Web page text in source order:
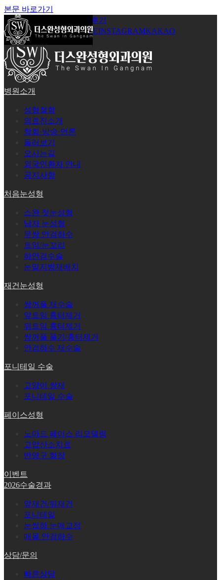
본문 바로가기
공지사항
시술후기
로그인회원가입YOUTUBEINSTAGRAMKAKAO
병원소개
성형철학
의료진소개
학회·방송·언론
둘러보기
오시는길
외국인환자 안내
공지사항
처음눈성형
스완 첫눈성형
남자 눈성형
무쌍 안검하수
트임/눈꼬리
하안검수술
눈밑지방재배치
재건눈성형
쌍꺼풀 재수술
앞트임 흉터제거
뒤트임 흉터제거
쌍꺼풀 풀기/흉터제거
안검하수 재수술
포니테일 수술
고양이 쌍재
포니테일 수술
페이스성형
노마드 페이스 리모델링
고압산소치료
반영구 화장
이벤트
2026수술경과
앞재건/뒤재건
포니테일
눈썹하 눈매교정
매몰 안검하수
상담/문의
빠른상담